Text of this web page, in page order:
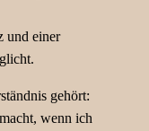
und einer
gehört:
wenn ich